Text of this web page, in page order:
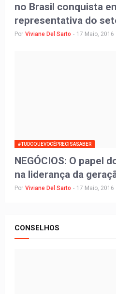
no Brasil conquista
representativa do
Por Viviane Del Sarto - 17 Maio, 2016
#TUDOQUEVOCÊPRECISASABER
NEGÓCIOS: O papel
na liderança da
Por Viviane Del Sarto - 17 Maio, 2016
CONSELHOS